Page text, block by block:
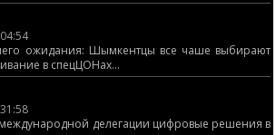
ожидания: Шымкентцы все чаше выбирают
в спецЦОНах...
международной делегации цифровые решения в